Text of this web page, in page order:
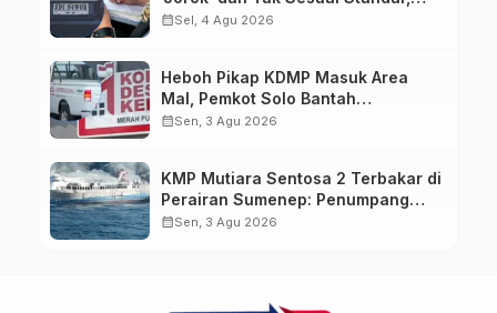
Pengemudi Kena Tilang
calendar_monthSel, 4 Agu 2026
Heboh Pikap KDMP Masuk Area
Mal, Pemkot Solo Bantah
Kepemilikan Kendaraan
calendar_monthSen, 3 Agu 2026
KMP Mutiara Sentosa 2 Terbakar di
Perairan Sumenep: Penumpang
Lompat ke Laut, Evakuasi Dramatis
calendar_monthSen, 3 Agu 2026